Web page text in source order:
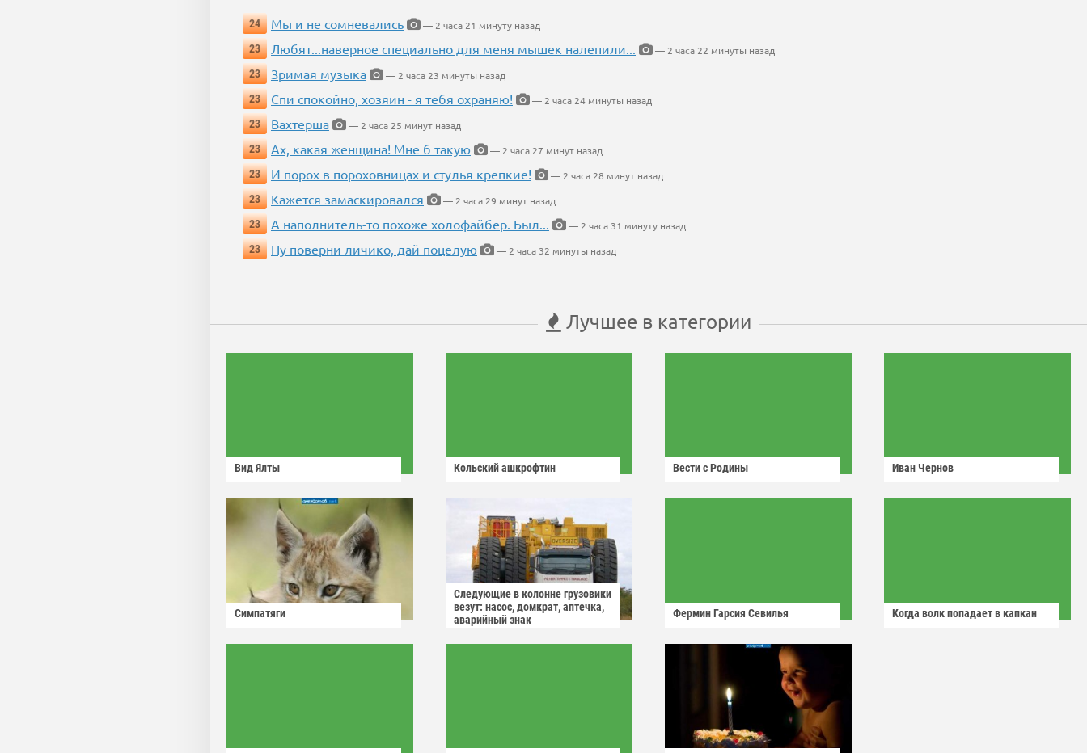
24 Мы и не сомневались
— 2 часа 21 минуту назад
23
Любят...наверное специально для меня мышек налепили...
— 2 часа 22 минуты назад
23
Зримая музыка
— 2 часа 23 минуты назад
23
Спи спокойно, хозяин - я тебя охраняю!
— 2 часа 24 минуты назад
23
Вахтерша
— 2 часа 25 минут назад
23
Ах, какая женщина! Мне б такую
— 2 часа 27 минут назад
23
И порох в пороховницах и стулья крепкие!
— 2 часа 28 минут назад
23
Кажется замаскировался
— 2 часа 29 минут назад
23
А наполнитель-то похоже холофайбер. Был...
— 2 часа 31 минуту назад
23
Ну поверни личико, дай поцелую — 2 часа 32 минуты назад
Лучшее в категории
Вид Ялты Кольский ашкрофтин Вести с Родины Иван Чернов
Симпатяги
Следующие в колонне грузовики
везут: насос, домкрат, аптечка,
аварийный знак
Фермин Гарсия Севилья Когда волк попадает в капкан